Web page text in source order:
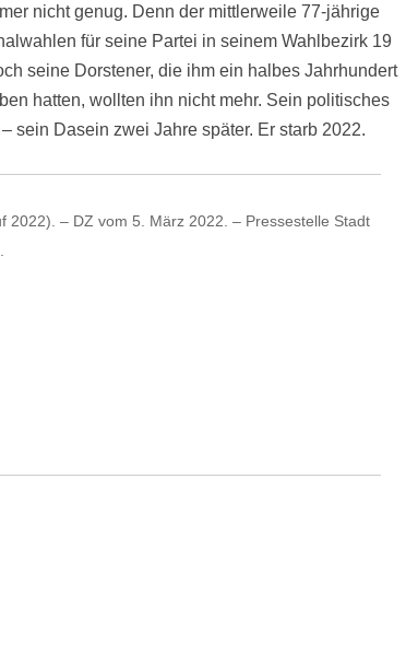
nicht genug. Denn der mittlerweile 77-jährige
für seine Partei in seinem Wahlbezirk 19
seine Dorstener, die ihm ein halbes Jahrhundert
hatten, wollten ihn nicht mehr. Sein politisches
sein Dasein zwei Jahre später. Er starb 2022.
2022). – DZ vom 5. März 2022. – Pressestelle Stadt